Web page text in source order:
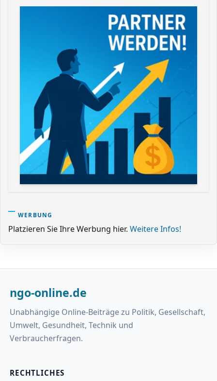
WERBUNG
Platzieren Sie Ihre Werbung hier. Weitere Infos!
ngo-online.de
Unabhängige Online-Beiträge zu Politik, Gesellschaft,
Umwelt, Gesundheit, Technik und
Verbraucherfragen.
RECHTLICHES